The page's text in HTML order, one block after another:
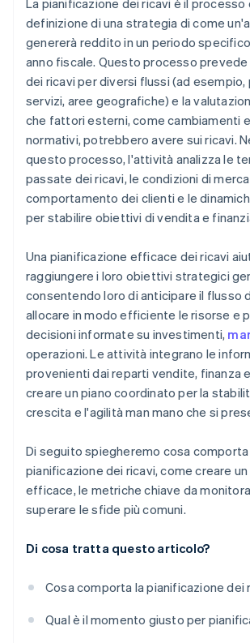
Crea un piano d’azione
Integra informazioni interfunzionali
Pianifica in base ai rischi potenziali
Monitora le metriche chiave
Mantieni l’agilità
RMPU
Velocità della pipeline di vendita
Tasso di successo
Tasso di crescita dei ricavi
Margine lordo
Ricavi per dipendente
Net Promoter Score (NPS)
Abbandono dei clienti
Eccessivo affidamento sui dati
Gestione del rischio
Nuovi flussi di ricavi
Variabilità delle preferenze dei
Proiezioni di vendita non realistiche
Vincoli di risorse
La pianificazione dei ricavi è il processo
definizione di una strategia di come
genererà reddito in un periodo
anno fiscale. Questo processo prevede
dei ricavi per diversi flussi (ad
servizi, aree geografiche) e la
che fattori esterni, come cambiamenti
normativi, potrebbero avere sui ricavi.
questo processo, l'attività analizza le
passate dei ricavi, le condizioni di
comportamento dei clienti e le
per stabilire obiettivi di vendita e
Una pianificazione efficace dei ricavi
raggiungere i loro obiettivi strategici
consentendo loro di anticipare il flusso
allocare in modo efficiente le risorse e
decisioni informate su investimenti,
operazioni. Le attività integrano le
provenienti dai reparti vendite, finanza
creare un piano coordinato per la
crescita e l'agilità man mano che si
Di seguito spiegheremo cosa comporta
pianificazione dei ricavi, come creare
efficace, le metriche chiave da
superare le sfide più comuni.
Di cosa tratta questo articolo?
Cosa comporta la pianificazione dei
Qual è il momento giusto per